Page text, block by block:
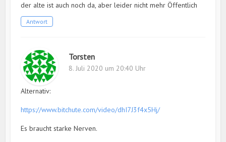
der alte ist auch noch da, aber leider nicht mehr Öffentlich
Antwort
Torsten
8. Juli 2020 um 20:40 Uhr
Alternativ:
https://www.bitchute.com/video/dhI7J3f4x5Hj/
Es braucht starke Nerven.